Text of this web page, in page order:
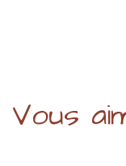
Vous